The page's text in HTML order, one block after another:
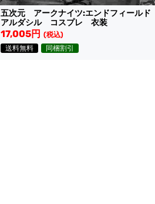
五次元 アークナイツ:エンドフィールド
アルダシル コスプレ 衣装
17,005円 (税込)
送料無料
同梱割引